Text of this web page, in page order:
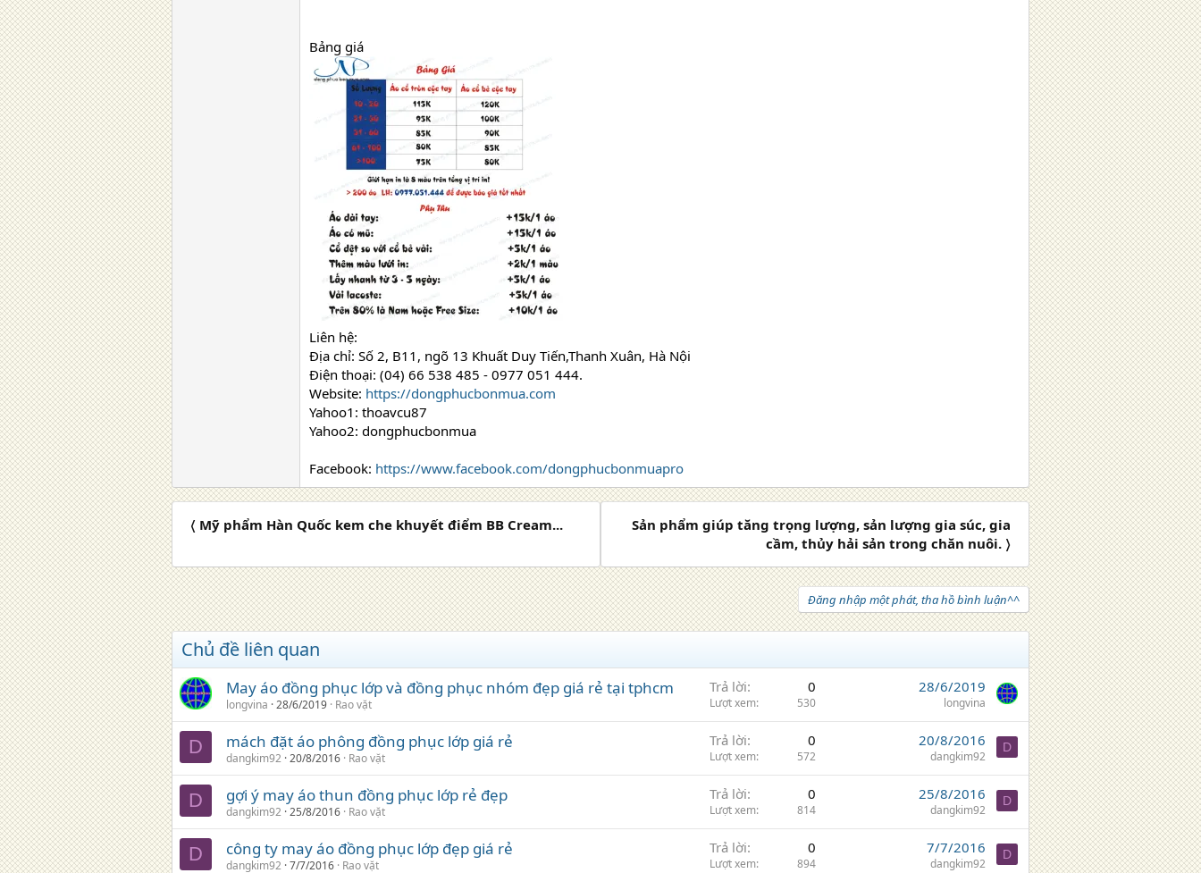
Bảng giá
Liên hệ:
Địa chỉ: Số 2, B11, ngõ 13 Khuất Duy Tiến,Thanh Xuân, Hà Nội
Điện thoại: (04) 66 538 485 - 0977 051 444.
Website: https://dongphucbonmua.com
Yahoo1: thoavcu87
Yahoo2: dongphucbonmua
Facebook: https://www.facebook.com/dongphucbonmuapro
〈 Mỹ phẩm Hàn Quốc kem che khuyết điểm BB Cream...
Sản phẩm giúp tăng trọng lượng, sản lượng gia súc, gia
cầm, thủy hải sản trong chăn nuôi. 〉
Đăng nhập một phát, tha hồ bình luận^^
Chủ đề liên quan
May áo đồng phục lớp và đồng phục nhóm đẹp giá rẻ tại tphcm
longvina 28/6/2019 Rao vặt
Trả lời 0
Lượt xem 530
28/6/2019
longvina
D mách đặt áo phông đồng phục lớp giá rẻ
dangkim92 20/8/2016 Rao vặt
Trả lời 0
Lượt xem 572
20/8/2016
dangkim92
D
D gợi ý may áo thun đồng phục lớp rẻ đẹp
dangkim92 25/8/2016 Rao vặt
Trả lời 0
Lượt xem 814
25/8/2016
dangkim92
D
D công ty may áo đồng phục lớp đẹp giá rẻ
dangkim92 7/7/2016 Rao vặt
Trả lời 0
Lượt xem 894
7/7/2016
dangkim92
D